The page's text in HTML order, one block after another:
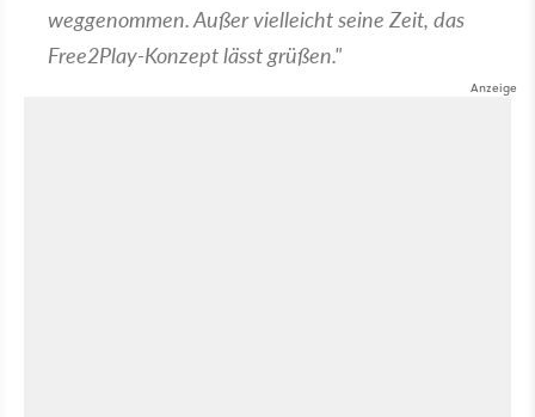
weggenommen. Außer vielleicht seine Zeit, das
Free2Play-Konzept lässt grüßen."